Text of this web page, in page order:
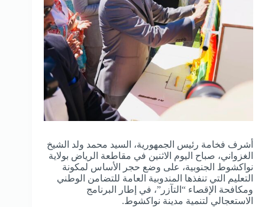
أشرف فخامة رئيس الجمهورية، السيد محمد ولد الشيخ
الغزواني، صباح اليوم الاثنين في مقاطعة الرياض بولاية
نواكشوط الجنوبية، على وضع حجر الأساس لمكونة
التعليم التي تنفذها المندوبية العامة للتضامن الوطني
ومكافحة الإقصاء “التآزر”، في إطار البرنامج
الاستعجالي لتنمية مدينة نواكشوط.